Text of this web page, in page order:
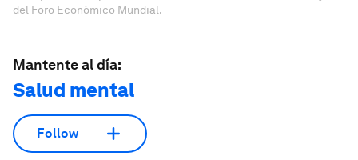
del Foro Económico Mundial.
Mantente al día:
Salud mental
Follow